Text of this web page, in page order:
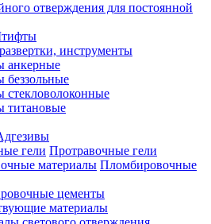
отверждения для постоянной
инструменты
анкерные
Протравочные гели
Пломбировочные
цементы
материалы